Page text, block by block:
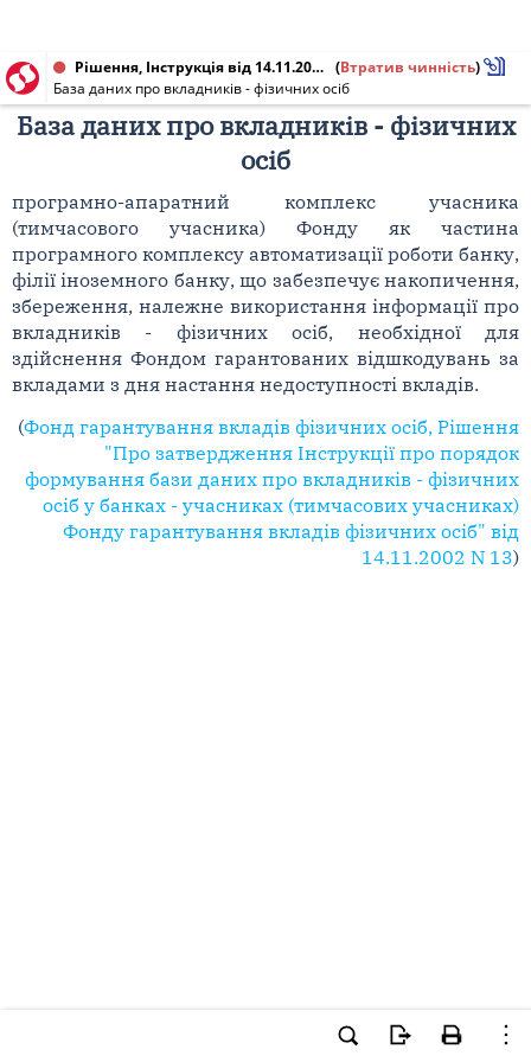
Рішення, Інструкція від 14.11.2002 № 13 (Втратив чинність)
База даних про вкладників - фізичних осіб